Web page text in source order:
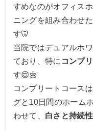
すめなのがオフィス
ニングを組み合わせ
す🦷
当院ではデュアルホ
ており、特に コンプ
す😌🌼
コンプリートコース
グと10日間のホーム
わせて、 白さと持続